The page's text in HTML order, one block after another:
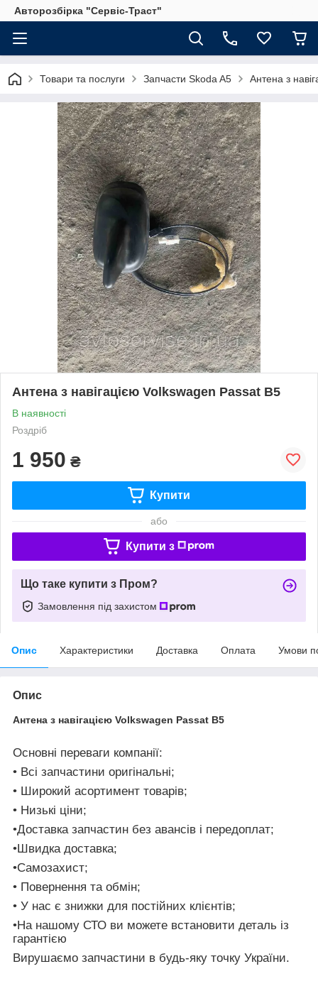
Авторозбірка "Сервіс-Траст"
Товари та послуги Запчасти Skoda A5 Антена з
Антена з навігацією Volkswagen Passat B5
В наявності
Роздріб
1 950 ₴
Купити
або
Купити з
Що таке купити з Пром?
Замовлення під захистом
Опис Характеристики Доставка Оплата Умови
Опис
Антена з навігацією Volkswagen Passat B5
Основні переваги компанії:
• Всі запчастини оригінальні;
• Широкий асортимент товарів;
• Низькі ціни;
•Доставка запчастин без авансів і передоплат;
•Швидка доставка;
•Самозахист;
• Повернення та обмін;
• У нас є знижки для постійних клієнтів;
•На нашому СТО ви можете встановити деталь із
гарантією
Вирушаємо запчастини в будь-яку точку України.